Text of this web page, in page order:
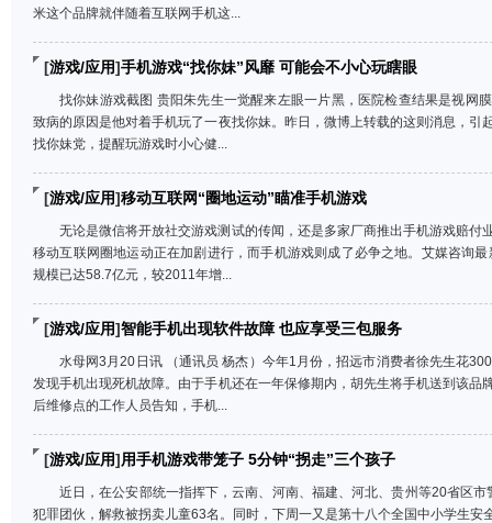
米这个品牌就伴随着互联网手机这...
[游戏/应用]手机游戏“找你妹”风靡 可能会不小心玩瞎眼
找你妹游戏截图 贵阳朱先生一觉醒来左眼一片黑，医院检查结果是视网
致病的原因是他对着手机玩了一夜找你妹。昨日，微博上转载的这则消息，引
找你妹党，提醒玩游戏时小心健...
[游戏/应用]移动互联网“圈地运动”瞄准手机游戏
无论是微信将开放社交游戏测试的传闻，还是多家厂商推出手机游戏赔付
移动互联网圈地运动正在加剧进行，而手机游戏则成了必争之地。艾媒咨询
规模已达58.7亿元，较2011年增...
[游戏/应用]智能手机出现软件故障 也应享受三包服务
水母网3月20日讯 （通讯员 杨杰）今年1月份，招远市消费者徐先生花
发现手机出现死机故障。由于手机还在一年保修期内，胡先生将手机送到该品
后维修点的工作人员告知，手机...
[游戏/应用]用手机游戏带笼子 5分钟“拐走”三个孩子
近日，在公安部统一指挥下，云南、河南、福建、河北、贵州等20省区
犯罪团伙，解救被拐卖儿童63名。同时，下周一又是第十八个全国中小学生安